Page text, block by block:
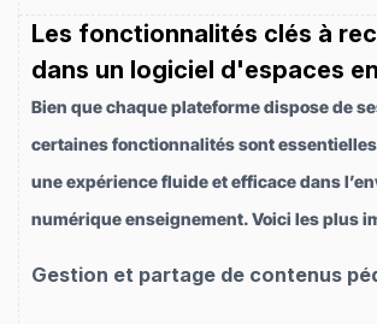
Les fonctionnalités clés à
dans un logiciel d'espaces
Bien que chaque plateforme dispose de
certaines fonctionnalités sont
une expérience fluide et efficace dans
numérique enseignement. Voici les plus
Gestion et partage de contenus